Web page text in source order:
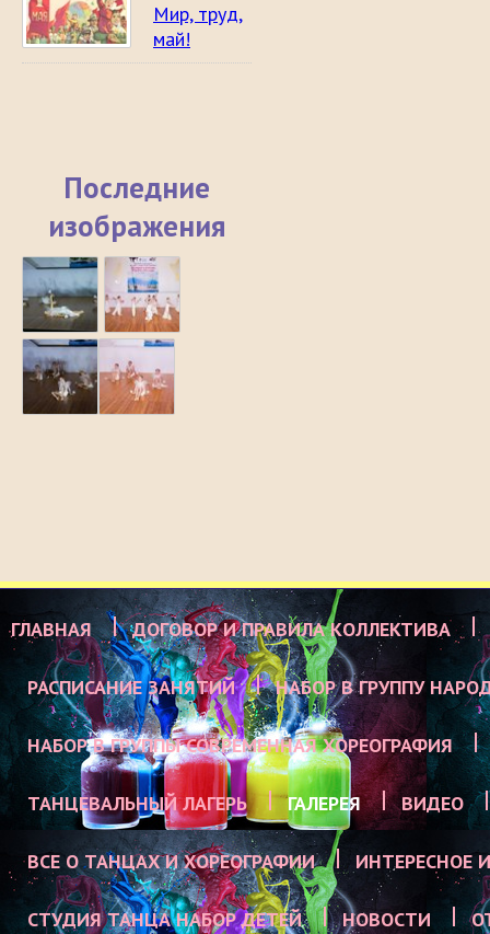
Мир, труд,
май!
Последние
изображения
ГЛАВНАЯ ДОГОВОР И ПРАВИЛА КОЛЛЕКТИВА
РАСПИСАНИЕ ЗАНЯТИЙ НАБОР В ГРУППУ
НАБОР В ГРУППЫ СОВРЕМЕННАЯ ХОРЕОГРАФИЯ
ТАНЦЕВАЛЬНЫЙ ЛАГЕРЬ ГАЛЕРЕЯ ВИДЕО
ВСЕ О ТАНЦАХ И ХОРЕОГРАФИИ ИНТЕРЕСНОЕ
СТУДИЯ ТАНЦА НАБОР ДЕТЕЙ НОВОСТИ